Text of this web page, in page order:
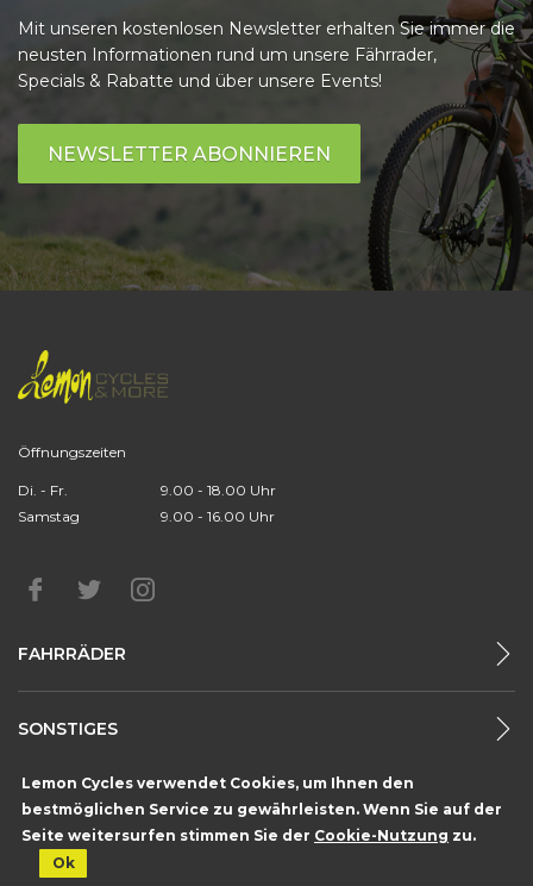
Mit unseren kostenlosen Newsletter erhalten Sie immer die
neusten Informationen rund um unsere Fährrader,
Specials & Rabatte und über unsere Events!
NEWSLETTER ABONNIEREN
Öffnungszeiten
Di. - Fr.
9.00 - 18.00 Uhr
Samstag
9.00 - 16.00 Uhr
FAHRRÄDER
SONSTIGES
Lemon Cycles verwendet Cookies, um Ihnen den
bestmöglichen Service zu gewährleisten. Wenn Sie auf der
Seite weitersurfen stimmen Sie der Cookie-Nutzung zu.
Ok